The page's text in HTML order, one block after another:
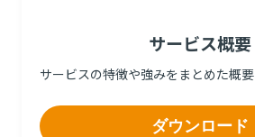
サービス概要
サービスの特徴や強みをまとめた概要
ダウンロード